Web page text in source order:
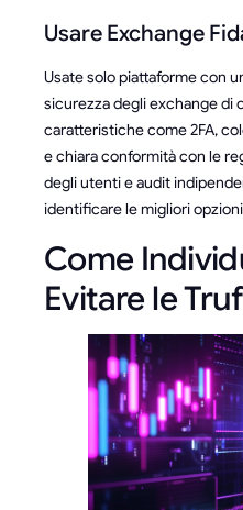
Usare Exchange
Usate solo piattaforme con
sicurezza degli exchange di
caratteristiche come 2FA,
e chiara conformità con le
degli utenti e audit
identificare le migliori
Come
Evitare le